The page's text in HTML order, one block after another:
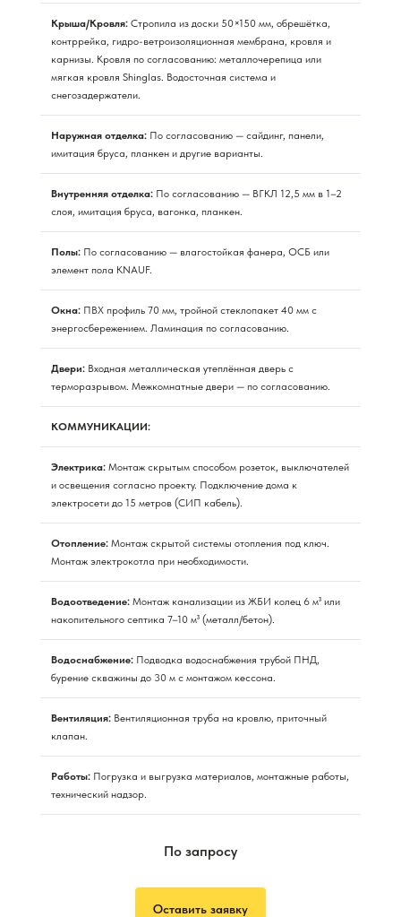
Крыша/Кровля: Стропила из доски 50×150 мм, обрешётка,
контррейка, гидро-ветроизоляционная мембрана, кровля и
карнизы. Кровля по согласованию: металлочерепица или
мягкая кровля Shinglas. Водосточная система и
снегозадержатели.
Наружная отделка: По согласованию — сайдинг, панели,
имитация бруса, планкен и другие варианты.
Внутренняя отделка: По согласованию — ВГКЛ 12,5 мм в 1–2
слоя, имитация бруса, вагонка, планкен.
Полы: По согласованию — влагостойкая фанера, ОСБ или
элемент пола KNAUF.
Окна: ПВХ профиль 70 мм, тройной стеклопакет 40 мм с
энергосбережением. Ламинация по согласованию.
Двери: Входная металлическая утеплённая дверь с
терморазрывом. Межкомнатные двери — по согласованию.
КОММУНИКАЦИИ:
Электрика: Монтаж скрытым способом розеток, выключателей
и освещения согласно проекту. Подключение дома к
электросети до 15 метров (СИП кабель).
Отопление: Монтаж скрытой системы отопления под ключ.
Монтаж электрокотла при необходимости.
Водоотведение: Монтаж канализации из ЖБИ колец 6 м³ или
накопительного септика 7–10 м³ (металл/бетон).
Водоснабжение: Подводка водоснабжения трубой ПНД,
бурение скважины до 30 м с монтажом кессона.
Вентиляция: Вентиляционная труба на кровлю, приточный
клапан.
Работы: Погрузка и выгрузка материалов, монтажные работы,
технический надзор.
По запросу
Оставить заявку